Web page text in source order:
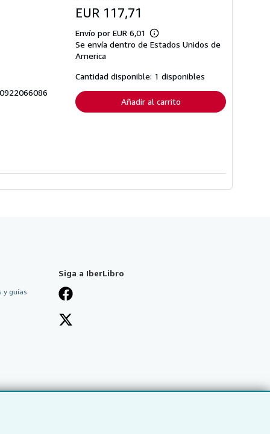
EUR 117,71
Envío por EUR 6,01
Más
información
tarifas
de
envío
Se envía dentro de Estados Unidos de
America
Cantidad disponible: 1 disponibles
Añadir al carrito
y guías
Siga a IberLibro